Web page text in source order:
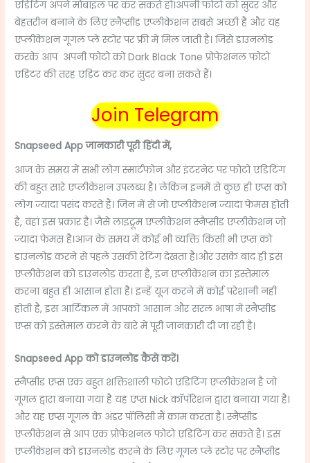
एडिटिंग अपने मोबाइल पर कर सकते हो।अपनी फोटो को सुंदर और
बेहतरीन बनाने के लिए स्नैप्सीड एप्लीकेशन सबसे अच्छी है और यह
एप्लीकेशन गूगल प्ले स्टोर पर फ्री में मिल जाती है। जिसे डाउनलोड
करके आप अपनी फोटो कोDark Black Toneप्रोफेशनल फोटो
एडिटर की तरह एडिट कर कर सुंदर बना सकते हैं।
Join Telegram
Snapseed Appजानकारी पूरी हिंदी में,
आज के समय में सभी लोग स्मार्टफोन और इंटरनेट पर फोटो एडिटिंग
की बहुत सारे एप्लीकेशन उपलब्ध है। लेकिन इनमें से कुछ ही एप्स को
लोग ज्यादा पसंद करते हैं। जिन में से जो एप्लीकेशन ज्यादा फेमस होती
है, वहां इस प्रकार है। जैसे लाइट्रूम एप्लीकेशन स्नैप्सीड एप्लीकेशन जो
ज्यादा फेमस है।आज के समय में कोई भी व्यक्ति किसी भी एप्स को
डाउनलोड करने से पहले उसकी रेटिंग देखता है।और उसके बाद ही इस
एप्लीकेशन को डाउनलोड करता है, इन एप्लीकेशन का इस्तेमाल
करना बहुत ही आसान होता है। इन्हें यूज करने में कोई परेशानी नहीं
होती है, इस आर्टिकल में आपको आसान और सरल भाषा में स्नैप्सीड
एप्स को इस्तेमाल करने के बारे में पूरी जानकारी दी जा रही है।
Snapseed Appको डाउनलोड कैसे करें।
स्नैप्सीड एप्स एक बहुत शक्तिशाली फोटो एडिटिंग एप्लीकेशन है जो
गूगल द्वारा बनाया गया है यह एप्स Nick कॉर्पोरेशन द्वारा बनाया गया है।
और यह एप्स गूगल के अंडर पॉलिसी मैं काम करता है। स्नैप्सीड
एप्लीकेशन से आप एक प्रोफेशनल फोटो एडिटिंग कर सकते हैं। इस
एप्लीकेशन को डाउनलोड करने के लिए गूगल प्ले स्टोर पर स्नैप्सीड